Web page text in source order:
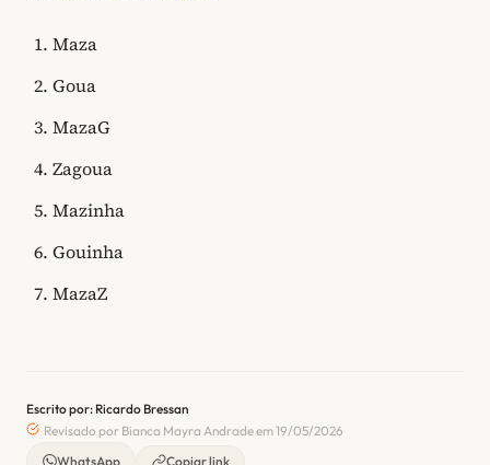
Maza
Goua
MazaG
Zagoua
Mazinha
Gouinha
MazaZ
Escrito por: Ricardo Bressan
Revisado por Bianca Mayra Andrade em 19/05/2026
WhatsApp
Copiar link